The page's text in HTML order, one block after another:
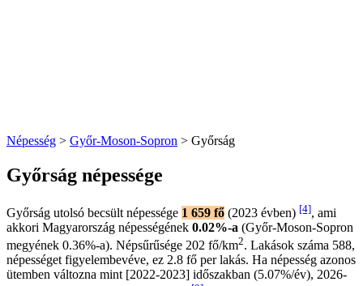
Népesség > Győr-Moson-Sopron > Győrság
Győrság népessége
Győrság utolsó becsült népessége 1 659 fő (2023 évben) [4], ami
akkori Magyarország népességének 0.02%-a (Győr-Moson-Sopron
megyének 0.36%-a). Népsűrűsége 202 fő/km2. Lakások száma 588,
népességet figyelembevéve, ez 2.8 fő per lakás. Ha népesség azonos
ütemben változna mint [2022-2023] időszakban (5.07%/év), 2026-